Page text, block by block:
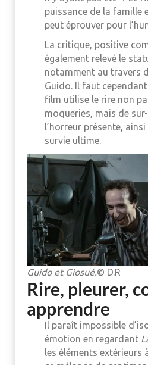
puissance de la famille
peut éprouver pour
La critique, positive
également relevé le
notamment au travers
Guido. Il faut
film utilise le rire non
moqueries, mais de
l’horreur présente,
survie ultime.
Guido et Giosué.© D.R
Rire, pleurer,
apprendre
Il paraît impossible
émotion en regardant
les éléments extérieurs